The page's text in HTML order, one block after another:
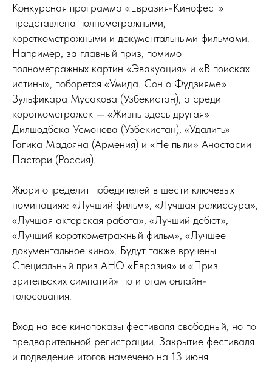
Конкурсная программа «Евразия-Кинофест»
представлена полнометражными,
короткометражными и документальными фильмами.
Например, за главный приз, помимо
полнометражных картин «Эвакуация» и «В поисках
истины», поборется «Умида. Сон о Фудзияме»
Зульфикара Мусакова (Узбекистан), а среди
короткометражек — «Жизнь здесь другая»
Дилшодбека Усмонова (Узбекистан), «Удалить»
Гагика Мадояна (Армения) и «Не пыли» Анастасии
Пастори (Россия).
Жюри определит победителей в шести ключевых
номинациях: «Лучший фильм», «Лучшая режиссура»,
«Лучшая актерская работа», «Лучший дебют»,
«Лучший короткометражный фильм», «Лучшее
документальное кино». Будут также вручены
Специальный приз АНО «Евразия» и «Приз
зрительских симпатий» по итогам онлайн-
голосования.
Вход на все кинопоказы фестиваля свободный, но по
предварительной регистрации. Закрытие фестиваля
и подведение итогов намечено на 13 июня.